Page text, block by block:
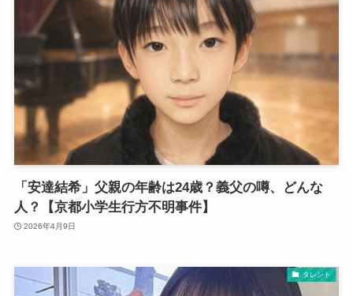
「安達結希」父親の年齢は24歳？義父の噂、どんな
人？【京都小学生行方不明事件】
2026年4月9日
タレント